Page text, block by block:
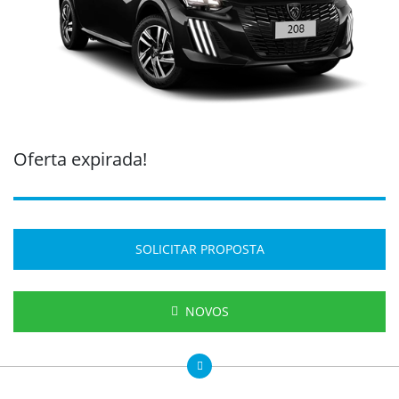
Oferta expirada!
SOLICITAR PROPOSTA
NOVOS